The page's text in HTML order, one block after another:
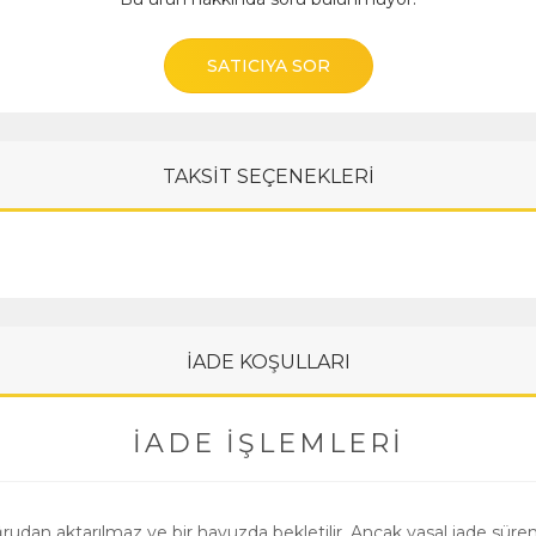
SATICIYA SOR
TAKSİT SEÇENEKLERİ
İADE KOŞULLARI
İADE İŞLEMLERI